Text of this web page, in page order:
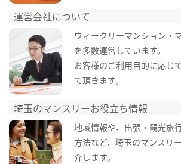
運営会社について
ウィークリーマンション・
を多数運営しています。
お客様のご利用目的に応じ
て頂きます。
埼玉のマンスリーお役立ち情報
地域情報や、出張・観光旅
方法など、埼玉のマンスリ
介します。